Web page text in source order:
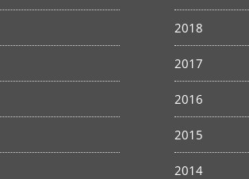
2018
2017
2016
2015
2014